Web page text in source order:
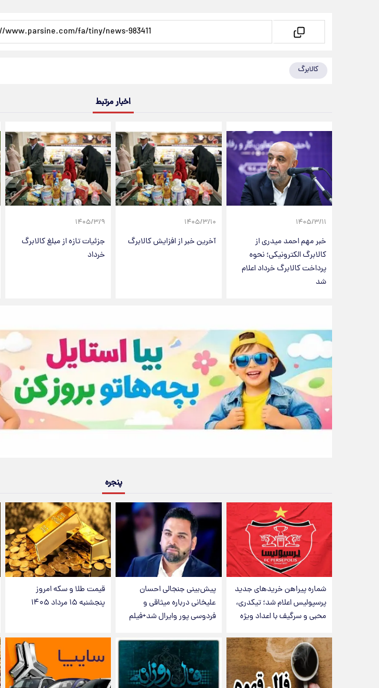
کالابرگ
اخبار مرتبط
۱۴۰۵/۳/۱۱
خبر مهم احمد میدری از
کالابرگ الکترونیکی؛ نحوه
پرداخت کالابرگ خرداد اعلام
شد
۱۴۰۵/۳/۱۰
آخرین خبر از افزایش کالابرگ
۱۴۰۵/۳/۹
جزئیات تازه از مبلغ کالابرگ
خرداد
پنجره
شماره پیراهن خریدهای جدید
پرسپولیس اعلام شد؛ تیکدری،
محبی و سرگیف با اعداد ویژه
پیش‌بینی جنجالی احسان
علیخانی درباره میثاقی و
فردوسی پور وایرال شد+فیلم
قیمت طلا و سکه امروز
پنجشنبه ۱۵ مرداد ۱۴۰۵